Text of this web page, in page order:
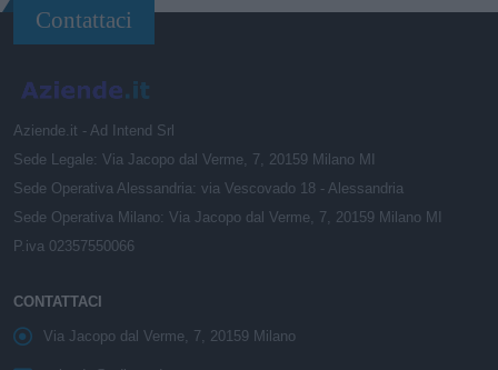
Contattaci
Aziende.it - Ad Intend Srl
Sede Legale: Via Jacopo dal Verme, 7, 20159 Milano MI
Sede Operativa Alessandria: via Vescovado 18 - Alessandria
Sede Operativa Milano: Via Jacopo dal Verme, 7, 20159 Milano MI
P.iva 02357550066
CONTATTACI
Via Jacopo dal Verme, 7, 20159 Milano